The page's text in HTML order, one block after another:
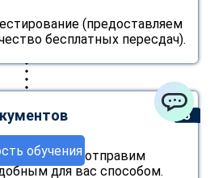
обучения
(предоставляем
бесплатных пересдач).
5
бесплатно отправим
для вас способом.
ChatApp